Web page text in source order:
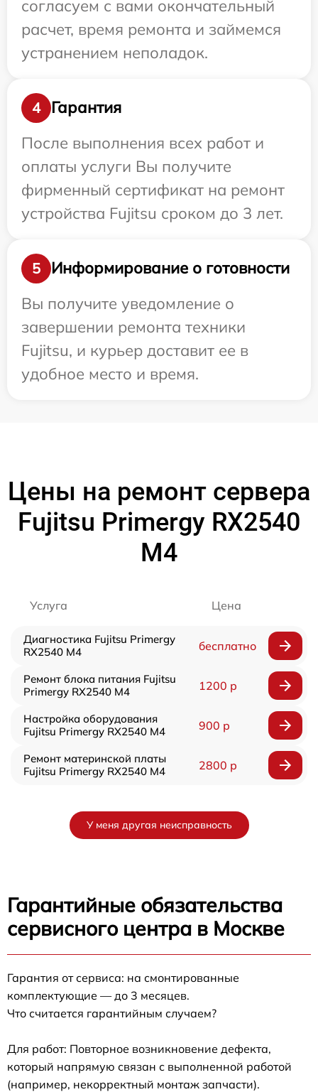
согласуем с вами окончательный
расчет, время ремонта и займемся
устранением неполадок.
4
Гарантия
После выполнения всех работ и
оплаты услуги Вы получите
фирменный сертификат на ремонт
устройства Fujitsu сроком до 3 лет.
5
Информирование о готовности
Вы получите уведомление о
завершении ремонта техники
Fujitsu, и курьер доставит ее в
удобное место и время.
Цены на ремонт сервера
Fujitsu Primergy RX2540
M4
Услуга Цена
Диагностика Fujitsu Primergy
RX2540 M4
бесплатно
Ремонт блока питания Fujitsu
Primergy RX2540 M4
1200 р
Настройка оборудования
Fujitsu Primergy RX2540 M4
900 р
Ремонт материнской платы
Fujitsu Primergy RX2540 M4
2800 р
У меня другая неисправность
Гарантийные обязательства
сервисного центра в Москве
Гарантия от сервиса: на смонтированные
комплектующие — до 3 месяцев.
Что считается гарантийным случаем?
Для работ: Повторное возникновение дефекта,
который напрямую связан с выполненной работой
(например, некорректный монтаж запчасти).